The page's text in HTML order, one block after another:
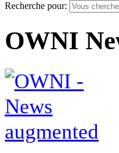
Recherche pour:
OWNI